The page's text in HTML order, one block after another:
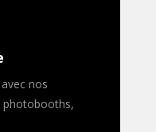
nos
photobooths,